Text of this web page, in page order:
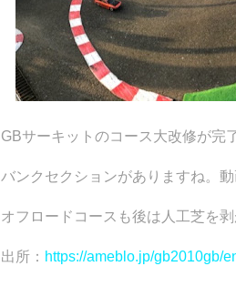
GBサーキットのコース大改修が完
バンクセクションがありますね。
オフロードコースも後は人工芝を剥
出所： https://ameblo.jp/gb2010gb/